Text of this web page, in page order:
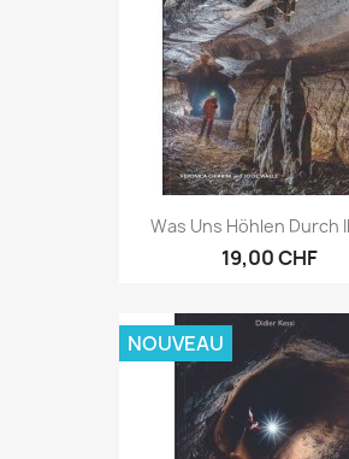
Was Uns Höhlen Durch
19,00 CHF
NOUVEAU